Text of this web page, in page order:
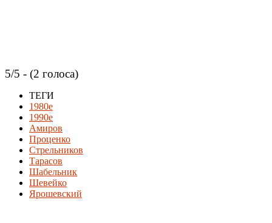
5/5 - (2 голоса)
ТЕГИ
1980e
1990e
Амиров
Проценко
Стрельников
Тарасов
Шабельник
Шевейко
Ярошевский